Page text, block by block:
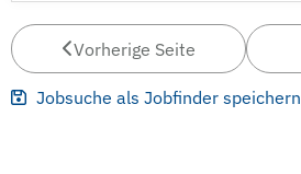
Vorherige Seite
Jobsuche als Jobfinder speichern